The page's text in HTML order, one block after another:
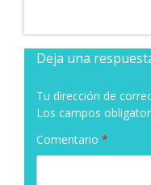
Deja una
Tu dirección de
Los campos
Comentario *